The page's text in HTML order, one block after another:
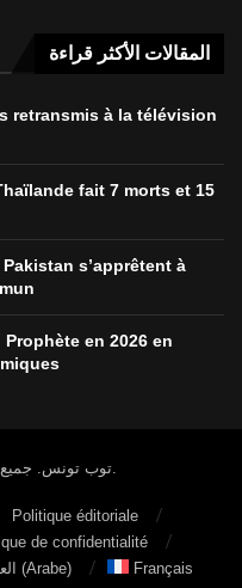
المقالات الأكثر قراءة
retransmis à la télévision
fait 7 morts et 15
s’apprêtent à
en 2026 en
Politique éditoriale
de confidentialité
(Arabe) Français